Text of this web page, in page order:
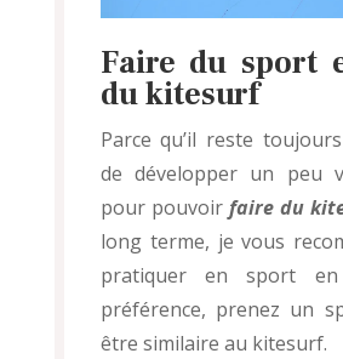
Faire du sport
du kitesurf
Parce qu’il reste
de développer un peu
pour pouvoir faire du
long terme, je vous
pratiquer en sport
préférence, prenez un
être similaire au kitesurf.